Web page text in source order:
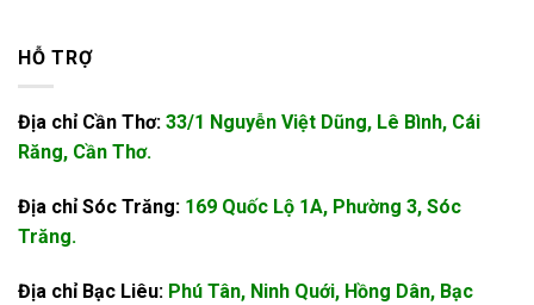
HỖ TRỢ
Địa chỉ Cần Thơ: 33/1 Nguyễn Việt Dũng, Lê Bình, Cái
Răng, Cần Thơ.
Địa chỉ Sóc Trăng: 169 Quốc Lộ 1A, Phường 3, Sóc
Trăng.
Địa chỉ Bạc Liêu: Phú Tân, Ninh Quới, Hồng Dân, Bạc